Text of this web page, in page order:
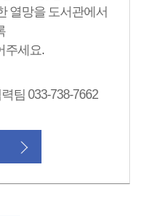
열망을 도서관에서
주세요.
팀 033-738-7662